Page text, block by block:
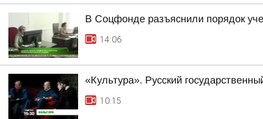
В Соцфонде разъяснили порядок
14:06
«Культура». Русский
10:15